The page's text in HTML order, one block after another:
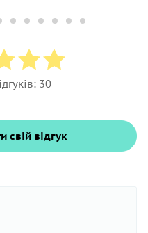
30
свій відгук